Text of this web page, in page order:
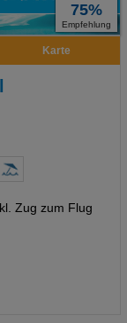
75%
Empfehlung
Karte
Zug zum Flug